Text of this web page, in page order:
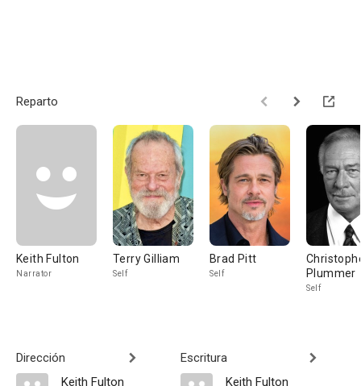
Reparto
Keith Fulton
Narrator
Terry Gilliam
Self
Brad Pitt
Self
Plummer
Self
Dirección
Keith Fulton
Escritura
Keith Fulton